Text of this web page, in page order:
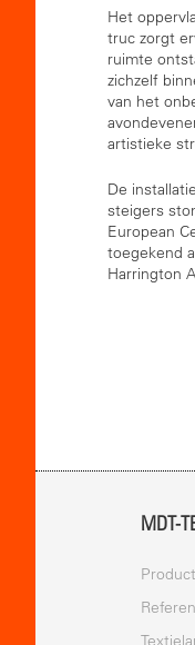
Het
truc zorgt
ruimte
zichzelf
van het
artistieke
De
steigers
European
toegekend
Harrington
MDT-